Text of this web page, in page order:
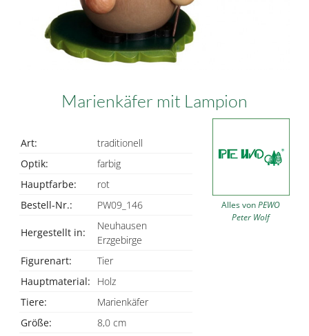
Marienkäfer mit Lampion
Art:
traditionell
Optik:
farbig
Hauptfarbe:
rot
Bestell-Nr.:
PW09_146
Hergestellt in:
Neuhausen
Erzgebirge
Figurenart:
Tier
Hauptmaterial:
Holz
Tiere:
Marienkäfer
Größe:
8,0 cm
Alles vonPEWO
Peter Wolf